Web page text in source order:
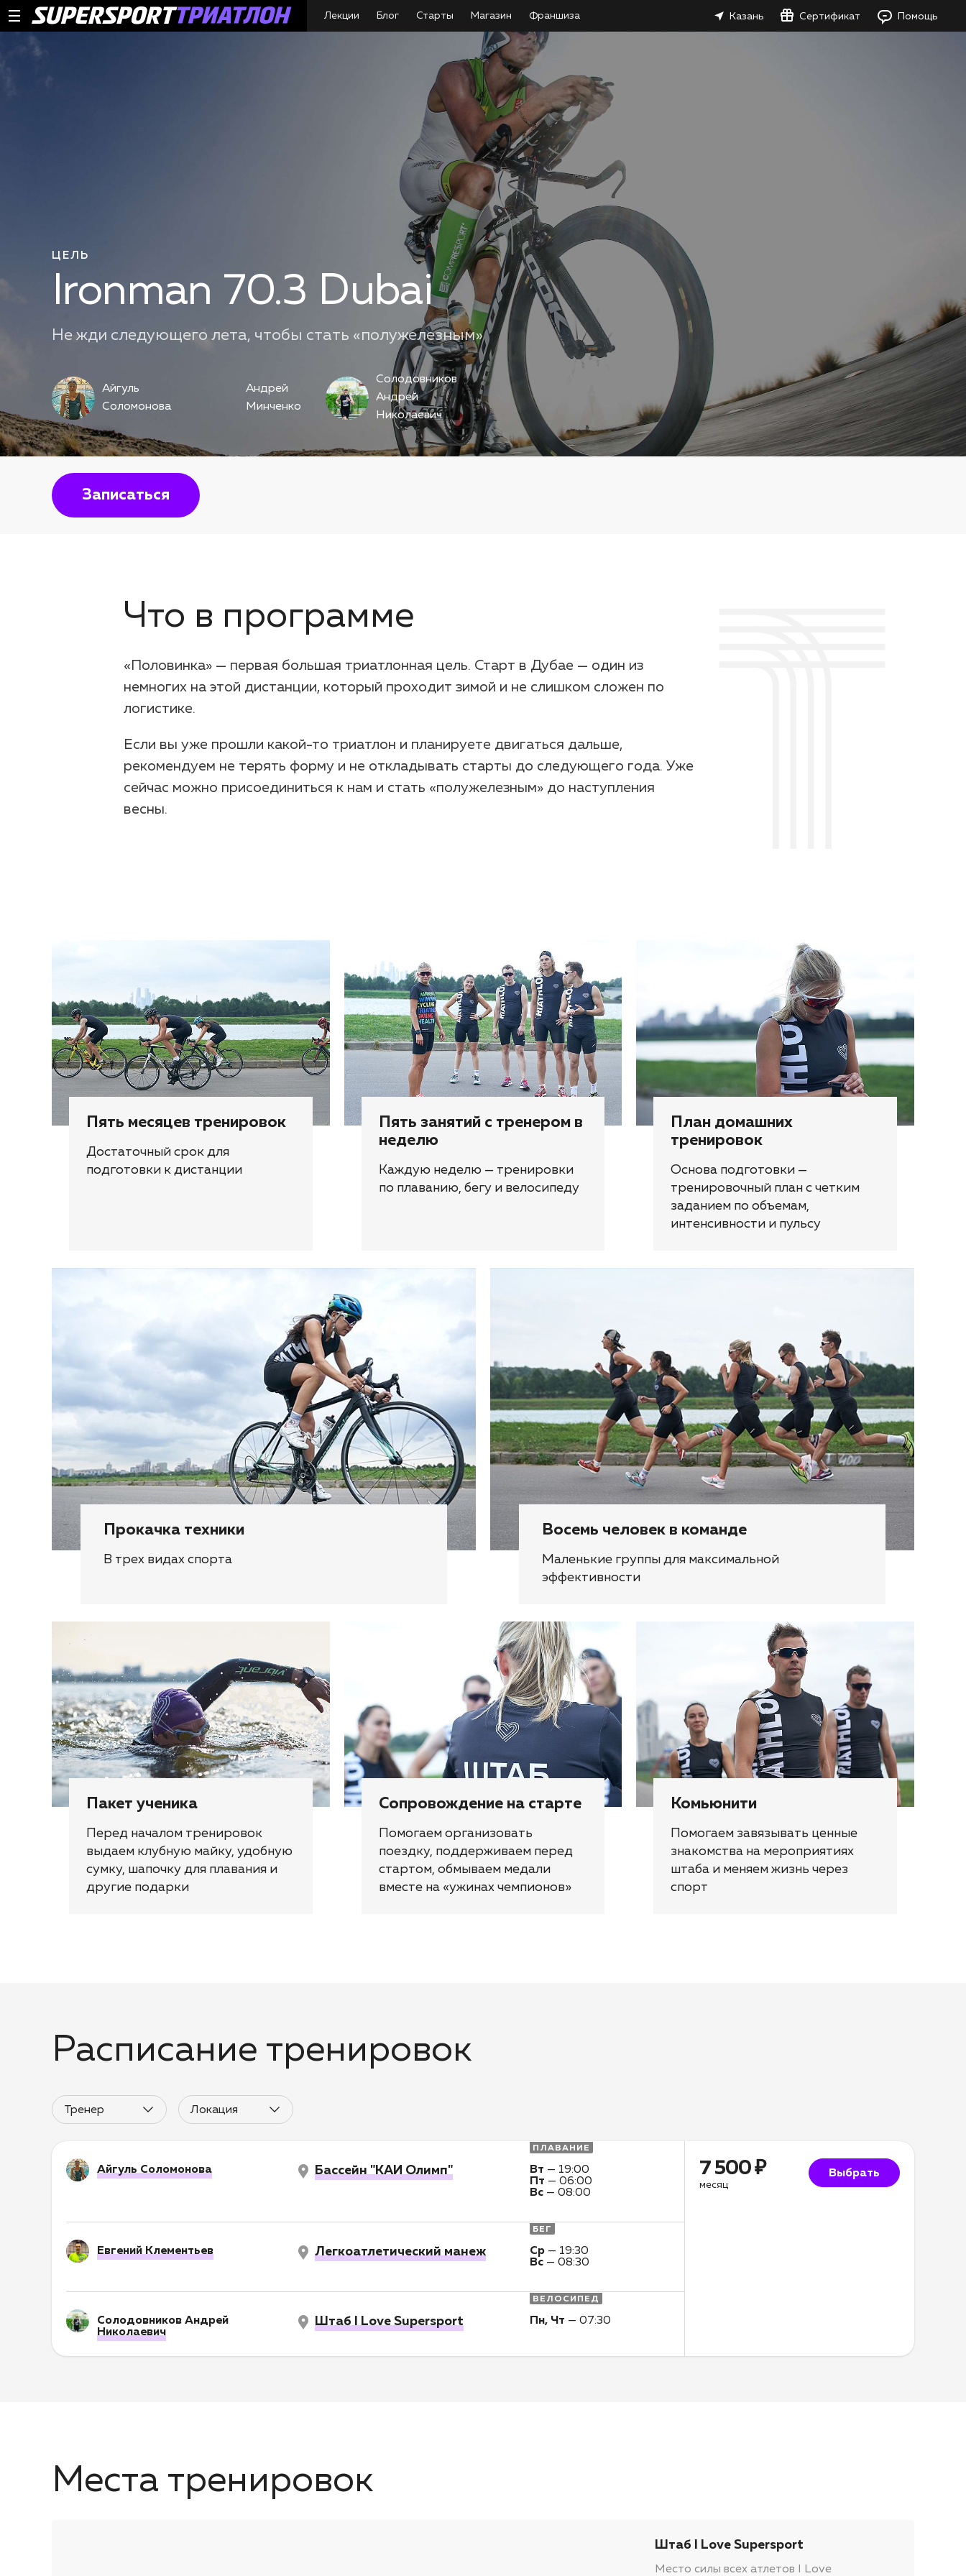
Лекции Блог Старты Магазин Франшиза Казань Сертификат Помощь
ЦЕЛЬ
Ironman 70.3 Dubai
Не жди следующего лета, чтобы стать «полужелезным»
Айгуль
Соломонова
Андрей
Минченко
Солодовников
Андрей
Николаевич
Записаться
Что в программе
«Половинка» — первая большая триатлонная цель. Старт в Дубае — один из
немногих на этой дистанции, который проходит зимой и не слишком сложен по
логистике.
Если вы уже прошли какой-то триатлон и планируете двигаться дальше,
рекомендуем не терять форму и не откладывать старты до следующего года. Уже
сейчас можно присоединиться к нам и стать «полужелезным» до наступления
весны.
Пять месяцев тренировок
Достаточный срок для
подготовки к дистанции
Пять занятий с тренером в
неделю
Каждую неделю — тренировки
по плаванию, бегу и велосипеду
План домашних
тренировок
Основа подготовки —
тренировочный план с четким
заданием по объемам,
интенсивности и пульсу
Прокачка техники
В трех видах спорта
Восемь человек в команде
Маленькие группы для максимальной
эффективности
Пакет ученика
Перед началом тренировок
выдаем клубную майку, удобную
сумку, шапочку для плавания и
другие подарки
Сопровождение на старте
Помогаем организовать
поездку, поддерживаем перед
стартом, обмываем медали
вместе на «ужинах чемпионов»
Комьюнити
Помогаем завязывать ценные
знакомства на мероприятиях
штаба и меняем жизнь через
спорт
Расписание тренировок
Тренер Локация
Айгуль Соломонова Бассейн "КАИ Олимп"
ПЛАВАНИЕ
Вт — 19:00
Пт — 06:00
Вс — 08:00
Евгений Клементьев Легкоатлетический манеж
БЕГ
Ср — 19:30
Вс — 08:30
Солодовников Андрей
Николаевич
Штаб I Love Supersport
ВЕЛОСИПЕД
Пн, Чт — 07:30
7 500 ₽
месяц
Выбрать
Места тренировок
Штаб I Love Supersport
Место силы всех атлетов I Love